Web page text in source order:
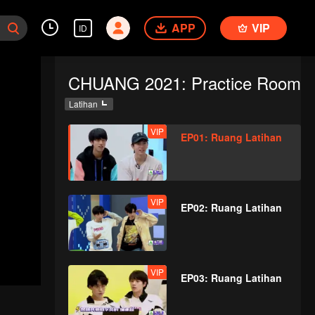
ID APP VIP
CHUANG 2021: Practice Room
Latihan
VIP EP01: Ruang Latihan
VIP EP02: Ruang Latihan
VIP EP03: Ruang Latihan